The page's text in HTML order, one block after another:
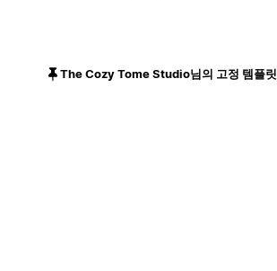
The Cozy Tome Studio님의 고정 템플릿